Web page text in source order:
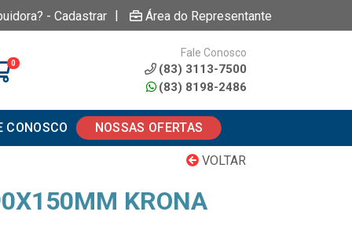
- Cadastrar | Área do Representante
0
Fale Conosco
(83) 3113-7500
(83) 8198-2486
CONOSCO NOSSAS OFERTAS
VOLTAR
KRONA